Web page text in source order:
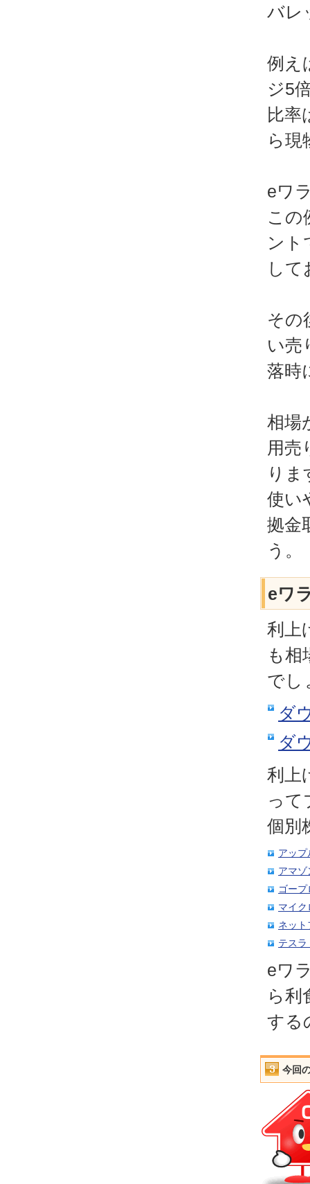
バレ
例え
ジ5
比率
ら現
eワ
この
ント
して
その
い売
落時
相場
用売
りま
使い
拠金
う。
eワ
利上
も相
でし
ダ
ダ
利上
って
個別
アッ
アマ
ゴー
マイ
ネッ
テス
eワ
ら利
する
今回